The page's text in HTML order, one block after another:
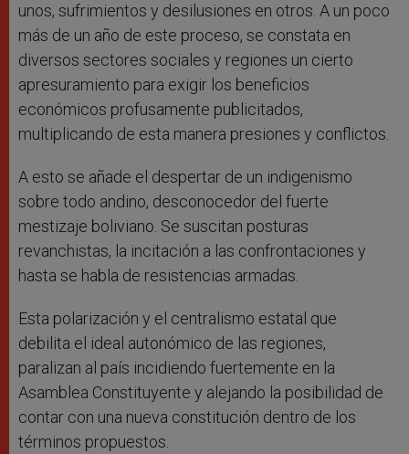
unos, sufrimientos y desilusiones en otros. A un poco
más de un año de este proceso, se constata en
diversos sectores sociales y regiones un cierto
apresuramiento para exigir los beneficios
económicos profusamente publicitados,
multiplicando de esta manera presiones y conflictos.
A esto se añade el despertar de un indigenismo
sobre todo andino, desconocedor del fuerte
mestizaje boliviano. Se suscitan posturas
revanchistas, la incitación a las confrontaciones y
hasta se habla de resistencias armadas.
Esta polarización y el centralismo estatal que
debilita el ideal autonómico de las regiones,
paralizan al país incidiendo fuertemente en la
Asamblea Constituyente y alejando la posibilidad de
contar con una nueva constitución dentro de los
términos propuestos.